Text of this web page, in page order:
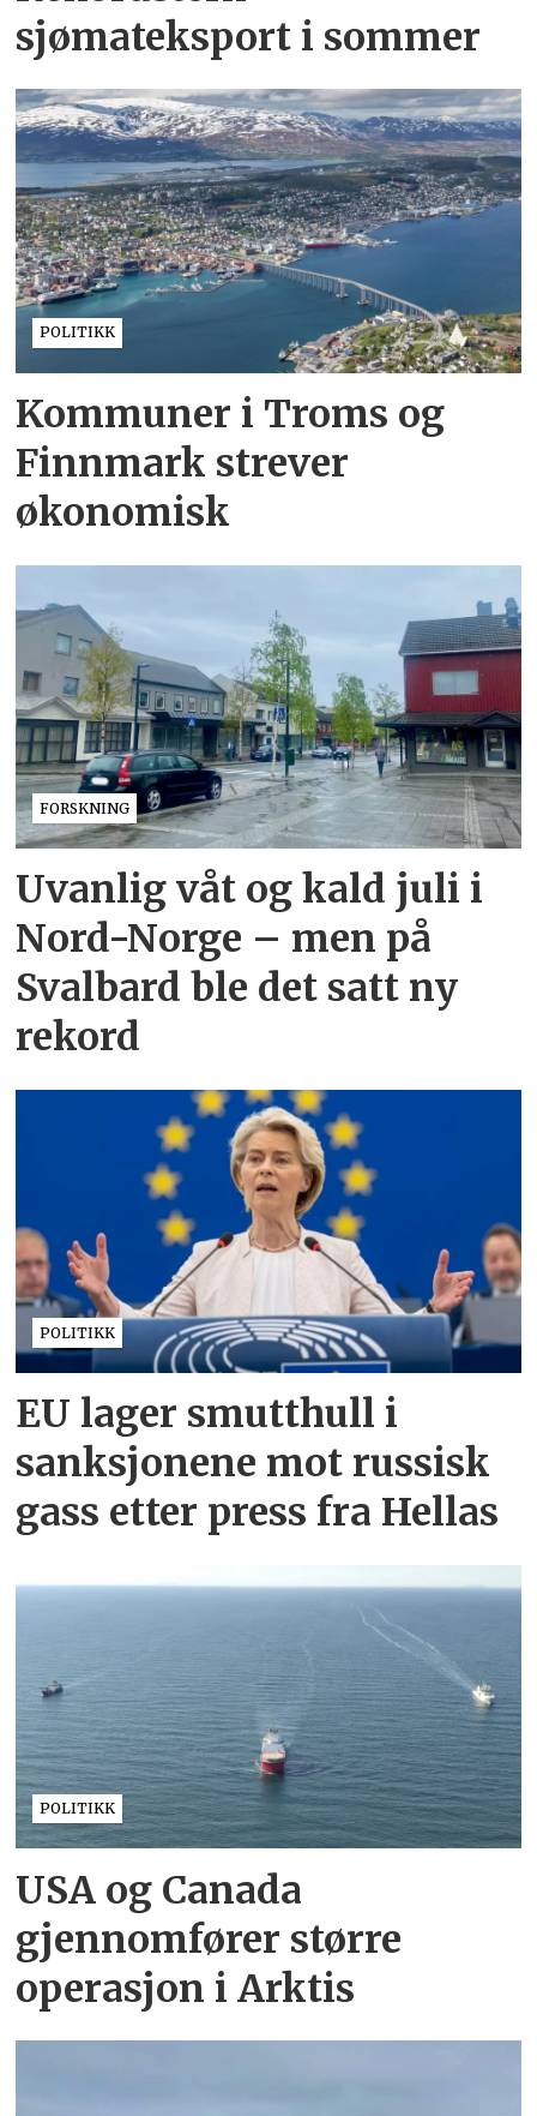
sjømateksport i sommer
POLITIKK
Kommuner i Troms og
Finnmark strever
økonomisk
FORSKNING
Uvanlig våt og kald juli i
Nord-Norge – men på
Svalbard ble det satt ny
rekord
POLITIKK
EU lager smutthull i
sanksjonene mot russisk
gass etter press fra Hellas
POLITIKK
USA og Canada
gjennomfører større
operasjon i Arktis